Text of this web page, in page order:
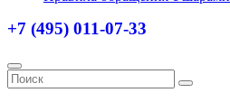
+7 (495) 011-07-33